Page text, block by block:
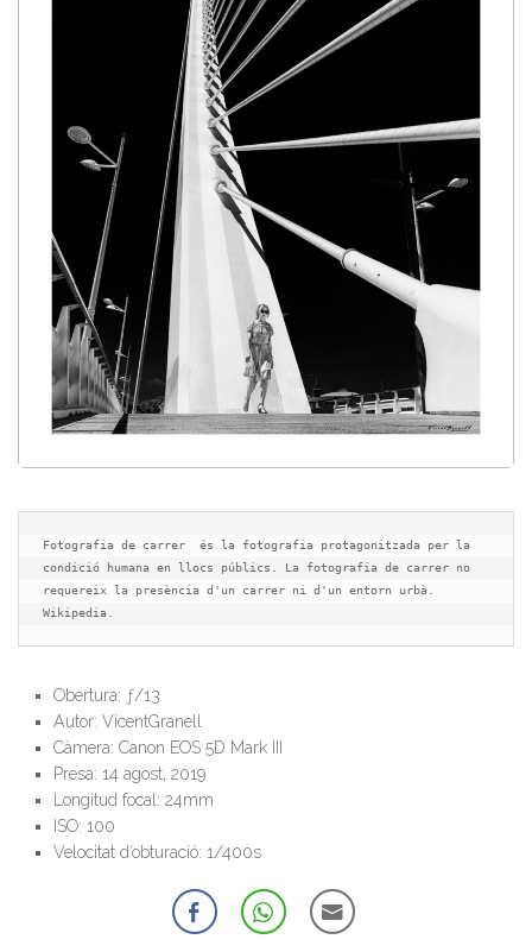
Fotografia de carrer  és la fotografia protagonitzada per la
condició humana en llocs públics. La fotografia de carrer no
Wikipedia.
Obertura: ƒ/13
Autor: VicentGranell
Càmera: Canon EOS 5D Mark III
Presa: 14 agost, 2019
Longitud focal: 24mm
ISO: 100
Velocitat d’obturació: 1/400s